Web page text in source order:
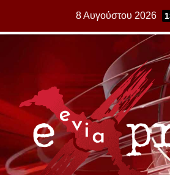
8 Αυγούστου 2026